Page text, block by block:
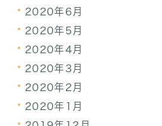
2020年6月
2020年5月
2020年4月
2020年3月
2020年2月
2020年1月